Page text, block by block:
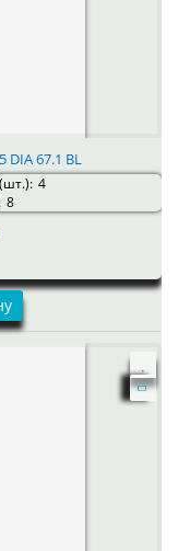
DIA 67.1 BL
4
8